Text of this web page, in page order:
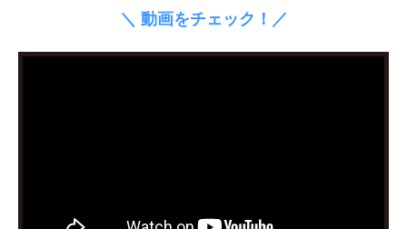
＼ 動画をチェック！／